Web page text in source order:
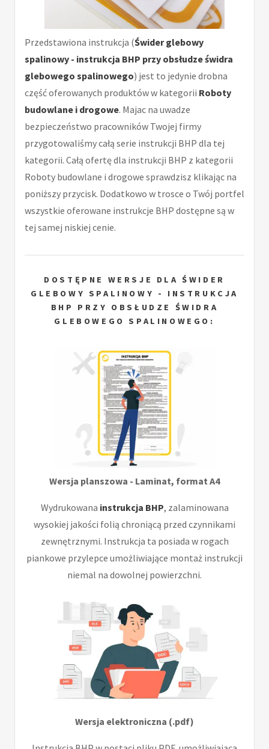
Przedstawiona instrukcja (Świder glebowy
spalinowy - instrukcja BHP przy obsłudze świdra
glebowego spalinowego) jest to jedynie drobna
część oferowanych produktów w kategorii Roboty
budowlane i drogowe. Majac na uwadze
bezpieczeństwo pracowników Twojej firmy
przygotowaliśmy całą serie instrukcji BHP dla tej
kategorii. Całą ofertę dla instrukcji BHP z kategorii
Roboty budowlane i drogowe sprawdzisz klikając na
poniższy przycisk. Dodatkowo w trosce o Twój portfel
wszystkie oferowane instrukcje BHP dostępne są w
tej samej niskiej cenie.
DOSTĘPNE WERSJE DLA ŚWIDER
GLEBOWY SPALINOWY - INSTRUKCJA
BHP PRZY OBSŁUDZE ŚWIDRA
GLEBOWEGO SPALINOWEGO:
Wersja planszowa - Laminat, format A4
Wydrukowana instrukcja BHP, zalaminowana
wysokiej jakości folią chroniącą przed czynnikami
zewnętrznymi. Instrukcja ta posiada w rogach
piankowe przylepce umożliwiające montaż instrukcji
niemal na dowolnej powierzchni.
Wersja elektroniczna (.pdf)